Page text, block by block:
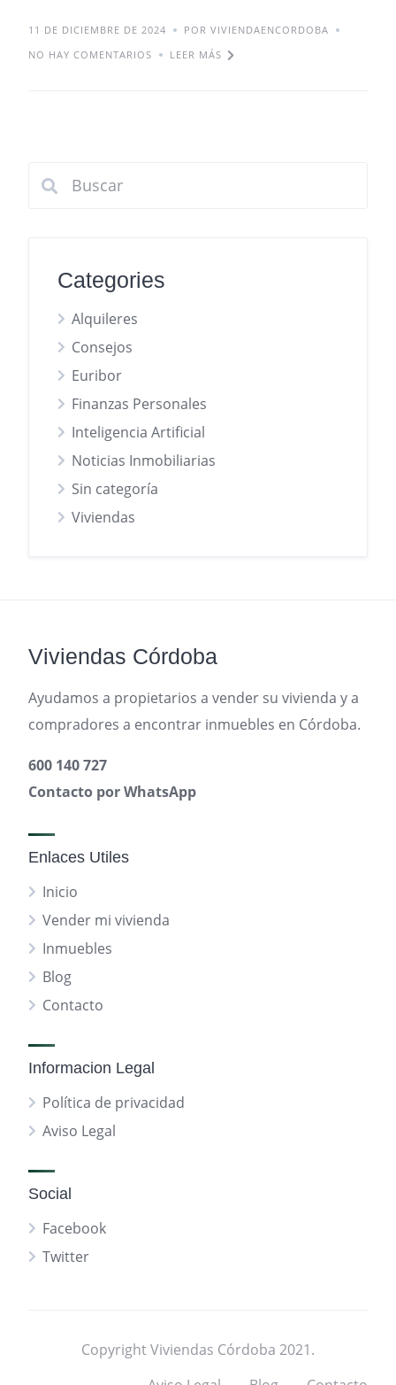
11 DE DICIEMBRE DE 2024
POR VIVIENDAENCORDOBA
NO HAY COMENTARIOS
LEER MÁS
Categories
Alquileres
Consejos
Euribor
Finanzas Personales
Inteligencia Artificial
Noticias Inmobiliarias
Sin categoría
Viviendas
Viviendas Córdoba
Ayudamos a propietarios a vender su vivienda y a
compradores a encontrar inmuebles en Córdoba.
600 140 727
Contacto por WhatsApp
Enlaces Utiles
Inicio
Vender mi vivienda
Inmuebles
Blog
Contacto
Informacion Legal
Política de privacidad
Aviso Legal
Social
Facebook
Twitter
Copyright Viviendas Córdoba 2021.